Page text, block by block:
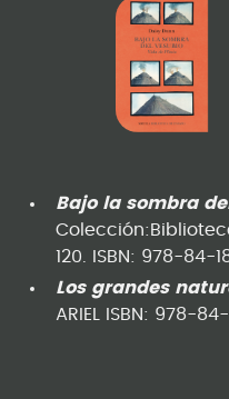
Bajo la sombra
120. ISBN: 978-84-
Los grandes
ARIEL ISBN: 978-